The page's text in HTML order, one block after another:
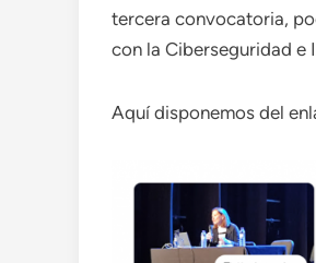
tercera convocatoria,
con la Ciberseguridad e
Aquí disponemos del